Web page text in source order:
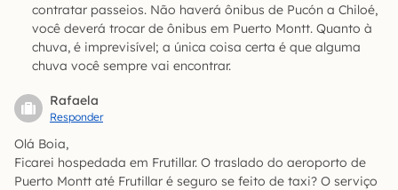
contratar passeios. Não haverá ônibus de Pucón a Chiloé,
você deverá trocar de ônibus em Puerto Montt. Quanto à
chuva, é imprevisível; a única coisa certa é que alguma
chuva você sempre vai encontrar.
Rafaela
Responder
Olá Boia,
Ficarei hospedada em Frutillar. O traslado do aeroporto de
Puerto Montt até Frutillar é seguro se feito de taxi? O serviço